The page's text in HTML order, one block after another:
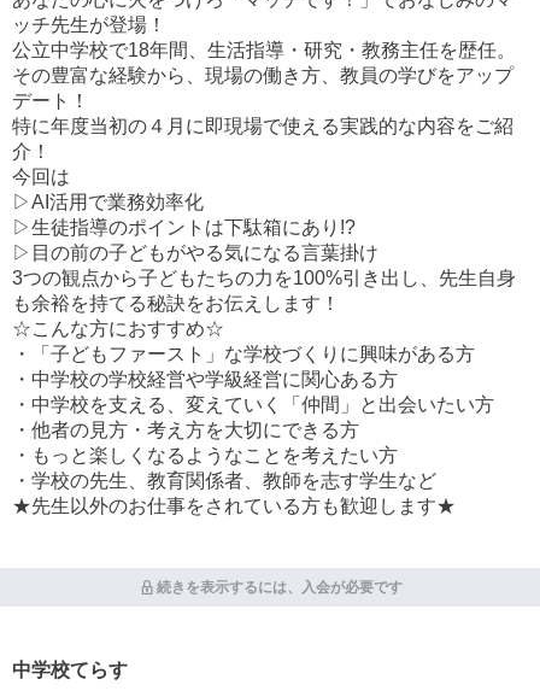
ッチ先生が登場！
公立中学校で18年間、生活指導・研究・教務主任を歴任。
その豊富な経験から、現場の働き方、教員の学びをアップ
デート！
特に年度当初の４月に即現場で使える実践的な内容をご紹
介！
今回は
▷AI活用で業務効率化
▷生徒指導のポイントは下駄箱にあり!?
▷目の前の子どもがやる気になる言葉掛け
3つの観点から子どもたちの力を100%引き出し、先生自身
も余裕を持てる秘訣をお伝えします！
☆こんな方におすすめ☆
・「子どもファースト」な学校づくりに興味がある方
・中学校の学校経営や学級経営に関心ある方
・中学校を支える、変えていく「仲間」と出会いたい方
・他者の見方・考え方を大切にできる方
・もっと楽しくなるようなことを考えたい方
・学校の先生、教育関係者、教師を志す学生など
★先生以外のお仕事をされている方も歓迎します★
続きを表示するには、入会が必要です
中学校てらす